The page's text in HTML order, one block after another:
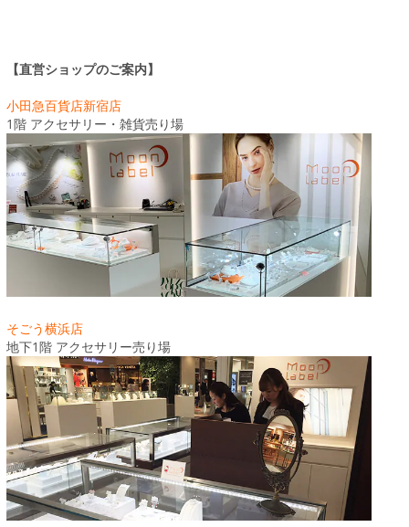
【直営ショップのご案内】
小田急百貨店新宿店
1階 アクセサリー・雑貨売り場
そごう横浜店
地下1階 アクセサリー売り場